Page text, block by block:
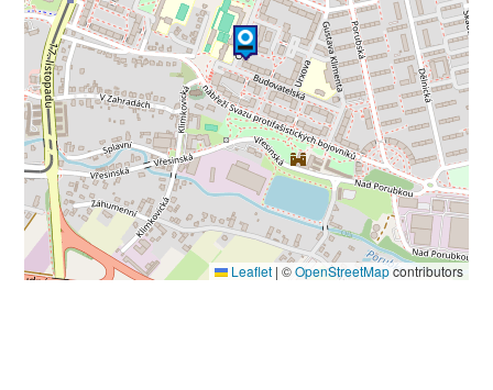
Leaflet | ©OpenStreetMapcontributors